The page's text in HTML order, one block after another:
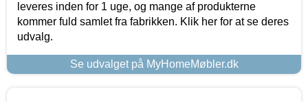
leveres inden for 1 uge, og mange af produkterne
kommer fuld samlet fra fabrikken. Klik her for at se deres
udvalg.
Se udvalget på MyHomeMøbler.dk